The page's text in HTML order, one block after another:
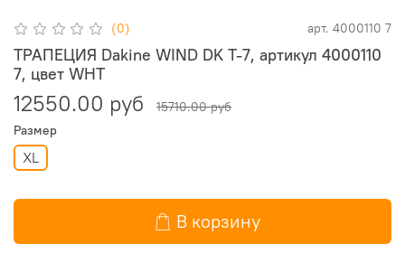
(0) арт. 4000110 7
ТРАПЕЦИЯ Dakine WIND DK T-7, артикул 4000110
7, цвет WHT
12550.00 руб
15710.00 руб
Размер
XL
В корзину